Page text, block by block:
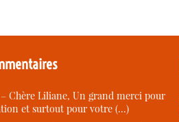
Chère Liliane, Un grand merci pour
et surtout pour votre (…)